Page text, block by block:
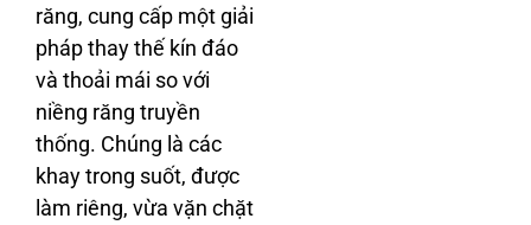
răng, cung cấp một giải
pháp thay thế kín đáo
và thoải mái so với
niềng răng truyền
thống. Chúng là các
khay trong suốt, được
làm riêng, vừa vặn chặt